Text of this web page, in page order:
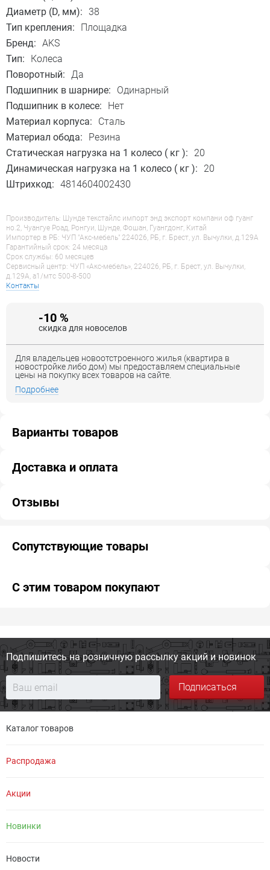
Диаметр (D, мм):
38
Тип крепления:
Площадка
Бренд: AKS
Тип:
Колеса
Поворотный: Да
Подшипник в шарнире:
Одинарный
Подшипник в колесе:
Нет
Материал корпуса:
Сталь
Материал обода:
Резина
Статическая нагрузка на 1 колесо ( кг ):
20
Динамическая нагрузка на 1 колесо ( кг ):
20
Штрихкод: 4814604002430
Производитель: Шунде текстайлс импорт энд экспорт компани оф гуанг
но.2, Чуангуе Роад, Ронгуи, Шунде, Фошан, Гуангдонг, Китай
Импортер в РБ: ЧУП "Акс-мебель" 224026, РБ, г. Брест, ул. Вычулки, д.129А
Гарантийный срок: 24 месяца
Срок службы: 60 месяцев
Сервисный центр: ЧУП «Акс-мебель», 224026, РБ, г. Брест, ул. Вычулки,
д.129А, a1/мтс 500-8-500
Контакты
-10 %
скидка для новоселов
Для владельцев новоотстроенного жилья (квартира в
новостройке либо дом) мы предоставляем специальные
цены на покупку всех товаров на сайте.
Подробнее
Варианты товаров
Доставка и оплата
Отзывы
Сопутствующие товары
С этим товаром покупают
Подпишитесь на розничную рассылку акций и новинок
Подписаться
Каталог товаров
Распродажа
Акции
Новинки
Новости